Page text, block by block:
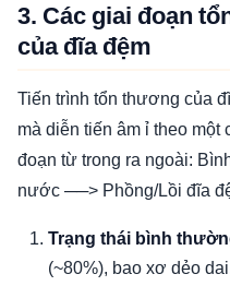
3. Các giai đoạn
của đĩa đệm
Tiến trình tổn thương của
mà diễn tiến âm ỉ theo
đoạn từ trong ra ngoài:
nước ──> Phồng/Lồi đĩa
Trạng thái bình
(~80%), bao xơ dẻo